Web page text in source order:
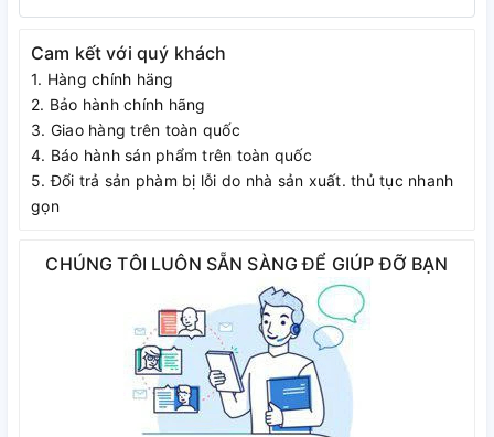
Cam kết với quý khách
1. Hàng chính häng
2. Bảo hành chính hãng
3. Giao hàng trên toàn quốc
4. Báo hành sán phẩm trên toàn quốc
5. Đổi trả sản phàm bị lỗi do nhà sản xuất. thủ tục nhanh
gọn
CHÚNG TÔI LUÔN SẴN SÀNG ĐỂ GIÚP ĐỠ BẠN